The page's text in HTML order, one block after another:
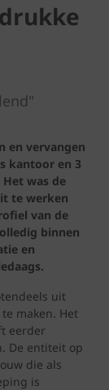
en vervangen
kantoor en 3
was de
te werken
van de
binnen
en
uit
maken. Het
eerder
De entiteit op
die als
is